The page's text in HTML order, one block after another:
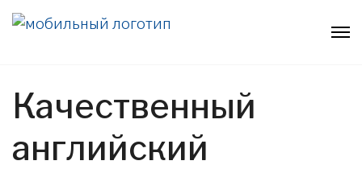
Качественный
английский